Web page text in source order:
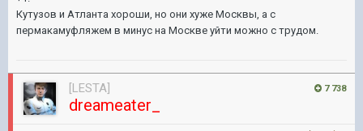
Кутузов и Атланта хороши, но они хуже Москвы, а с
пермакамуфляжем в минус на Москве уйти можно с трудом.
7 738
[LESTA]
dreameater_